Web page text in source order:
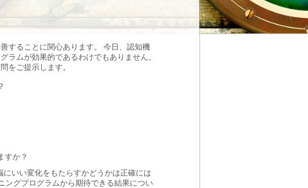
することに関心あります。 今日、認知機
ラムが効果的であるわけでもありません。
をご提示します。
すか？
いい変化をもたらすかどうかは正確には
ングプログラムから期待できる結果につい